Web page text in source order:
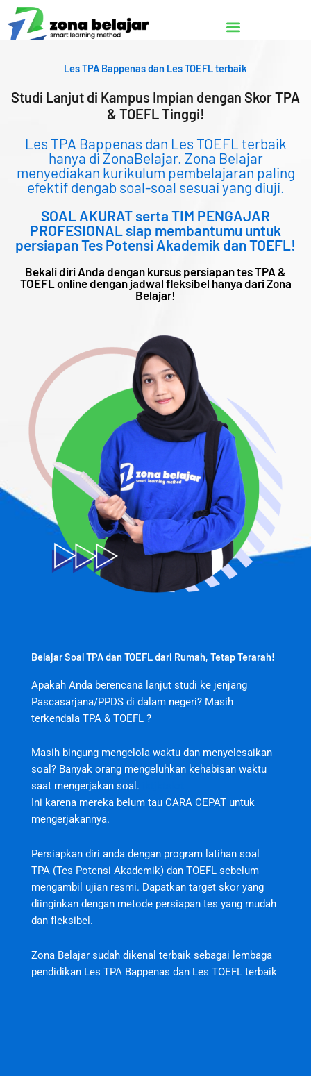
Lewati
ke
konten
Les TPA Bappenas dan Les TOEFL terbaik
Studi Lanjut di Kampus Impian dengan Skor TPA
& TOEFL Tinggi!
Les TPA Bappenas dan Les TOEFL terbaik
hanya di ZonaBelajar. Zona Belajar
menyediakan kurikulum pembelajaran paling
efektif dengab soal-soal sesuai yang diuji.
SOAL AKURAT serta TIM PENGAJAR
PROFESIONAL siap membantumu untuk
persiapan Tes Potensi Akademik dan TOEFL!
Bekali diri Anda dengan kursus persiapan tes TPA &
TOEFL online dengan jadwal fleksibel hanya dari Zona
Belajar!
Belajar Soal TPA dan TOEFL dari Rumah, Tetap Terarah!
Apakah Anda berencana lanjut studi ke jenjang
Pascasarjana/PPDS di dalam negeri? Masih
terkendala TPA & TOEFL ?
Masih bingung mengelola waktu dan menyelesaikan
soal? Banyak orang mengeluhkan kehabisan waktu
saat mengerjakan soal.
Ini karena mereka belum tau CARA CEPAT untuk
mengerjakannya.
Persiapkan diri anda dengan program latihan soal
TPA (Tes Potensi Akademik) dan TOEFL sebelum
mengambil ujian resmi. Dapatkan target skor yang
diinginkan dengan metode persiapan tes yang mudah
dan fleksibel.
Zona Belajar sudah dikenal terbaik sebagai lembaga
pendidikan Les TPA Bappenas dan Les TOEFL terbaik